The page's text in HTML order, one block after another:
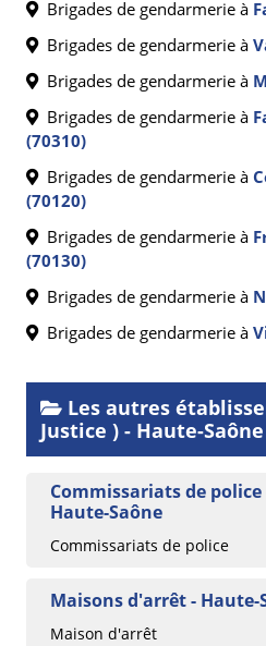
Brigades de gendarmerie à
Brigades de gendarmerie à
Brigades de gendarmerie à
Brigades de gendarmerie à
(70310)
Brigades de gendarmerie à
(70120)
Brigades de gendarmerie à
(70130)
Brigades de gendarmerie à
Brigades de gendarmerie à
Les autres
Justice ) - Haute-Saône
Commissariats de police
Haute-Saône
Commissariats de police
Maisons d'arrêt - Haute-
Maison d'arrêt